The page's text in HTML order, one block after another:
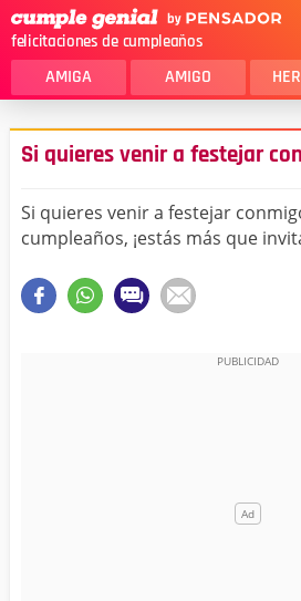
felicitaciones de cumpleaños
AMIGA AMIGO
MAMA
SOBRINA
NOVIA
Si quieres venir a festejar
Si quieres venir a festejar
cumpleaños, ¡estás más que